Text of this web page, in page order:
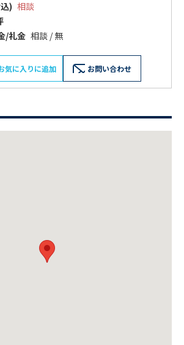
) 相談
/礼⾦ 相談 / 無
気に入りに追加 お問い合わせ
コード：172272
電話でお問い合わせ